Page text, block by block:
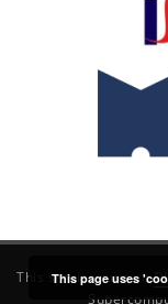
This service runs on
This page uses